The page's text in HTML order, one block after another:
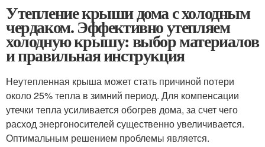
Утепление крыши дома с холодным
чердаком. Эффективно утепляем
холодную крышу: выбор материалов
и правильная инструкция
Неутепленная крыша может стать причиной потери
около 25% тепла в зимний период. Для компенсации
утечки тепла усиливается обогрев дома, за счет чего
расход энергоносителей существенно увеличивается.
Оптимальным решением проблемы является.